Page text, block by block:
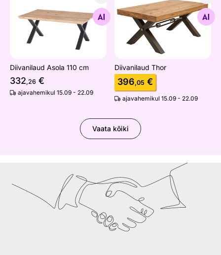
Diivanilaud Asola 110 cm
Otsi sarnaseid
Diivanilaud Asola 110 cm
332,26 €
ajavahemikul 15.09 - 22.09
Diivanilaud Thor
Otsi sarnaseid
Diivanilaud Thor
396,05 €
ajavahemikul 15.09 - 22.09
Vaata kõiki